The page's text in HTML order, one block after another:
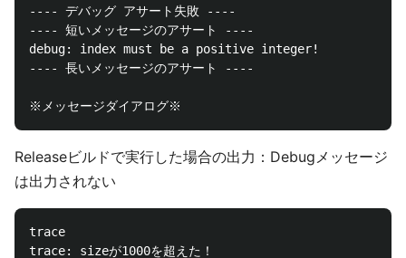
---- デバッグ アサート失敗 ----
---- 短いメッセージのアサート ----
debug: index must be a positive integer!
---- 長いメッセージのアサート ----
Releaseビルドで実行した場合の出力：Debugメッセージ
は出力されない
trace
trace: sizeが1000を超えた！